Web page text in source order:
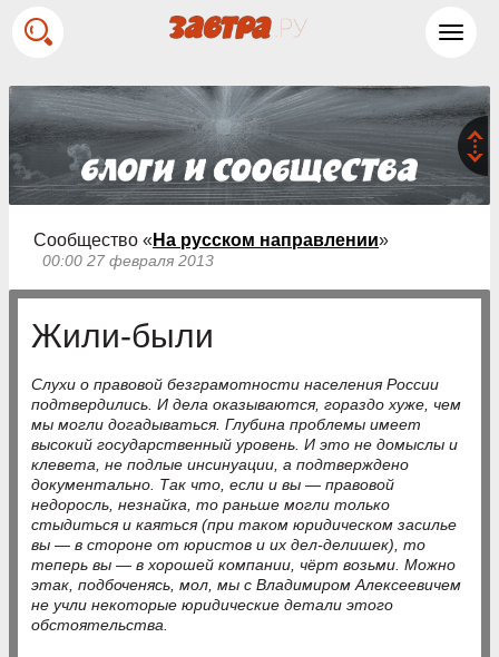
Сообщество « На русском направлении»
00:00 27 февраля 2013
Жили-были
Слухи о правовой безграмотности населения России
подтвердились. И дела оказываются, гораздо хуже, чем
мы могли догадываться. Глубина проблемы имеет
высокий государственный уровень. И это не домыслы и
клевета, не подлые инсинуации, а подтверждено
документально. Так что, если и вы — правовой
недоросль, незнайка, то раньше могли только
стыдиться и каяться (при таком юридическом засилье
вы — в стороне от юристов и их дел-делишек), то
теперь вы — в хорошей компании, чёрт возьми. Можно
этак, подбоченясь, мол, мы с Владимиром Алексеевичем
не учли некоторые юридические детали этого
обстоятельства.